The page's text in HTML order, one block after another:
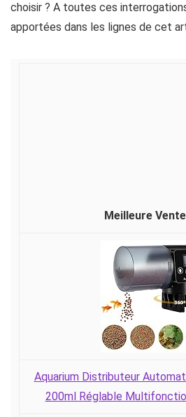
choisir ? A toutes ces
apportées dans les lignes de cet
Aquarium Distributeur
200ml Réglable